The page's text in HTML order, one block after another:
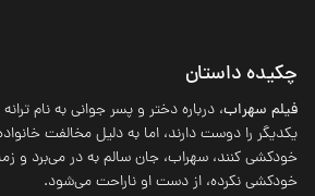
چکیده داستان
فیلم سهراب، درباره دختر و پسر جوانی به نام
یکدیگر را دوست دارند، اما به دلیل مخالفت
خودکشی کنند، سهراب، جان سالم به در می‌برد و
خودکشی نکرده، از دست او ناراحت می‌شود.